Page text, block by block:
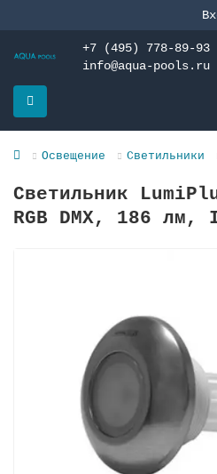
+7 (495) 778-89-93
info@aqua-pools.ru
Освещение Светильники
Светильник
RGB DMX, 186 лм,